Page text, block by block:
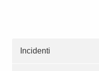
Incidenti